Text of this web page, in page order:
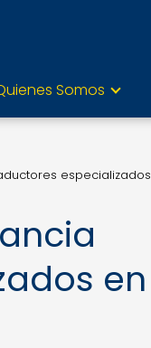
Somos
especializados
en